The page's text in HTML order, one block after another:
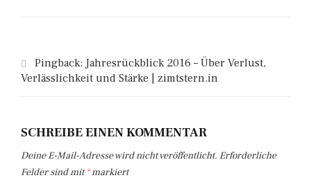
Pingback: Jahresrückblick 2016 – Über Verlust,
Verlässlichkeit und Stärke | zimtstern.in
SCHREIBE EINEN KOMMENTAR
Deine E-Mail-Adresse wird nicht veröffentlicht. Erforderliche
Felder sind mit*markiert